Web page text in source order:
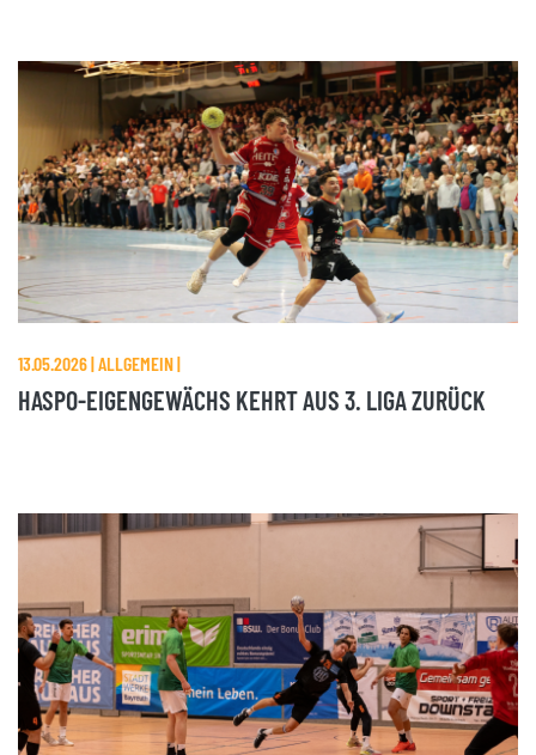
13.05.2026 | ALLGEMEIN |
HASPO-EIGENGEWÄCHS KEHRT AUS 3. LIGA ZURÜCK